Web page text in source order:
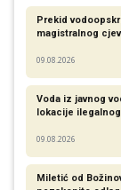
Prekid
magistralnog
09.08.2026
Voda iz javnog
lokacije
09.08.2026
Miletić od